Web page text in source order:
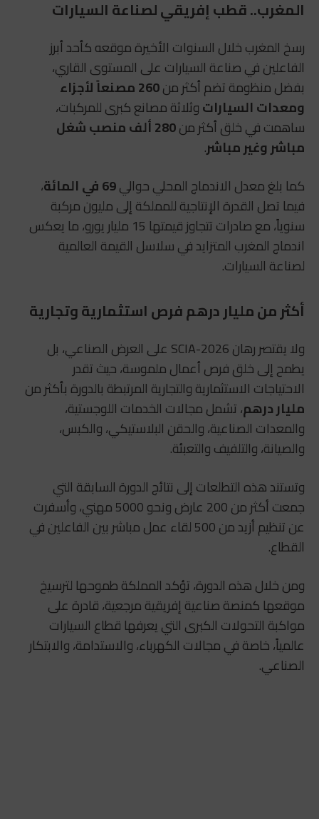
المغرب.. قطب إفريقي لصناعة السيارات
رسخ المغرب خلال السنوات الأخيرة موقعه كأحد أبرز
الفاعلين في صناعة السيارات على المستوى القاري،
بفضل منظومة تضم أكثر من
260 مصنعاً لأجزاء
ومعدات السياراتوثلاثة مصانع كبرى للمركبات،
ساهمت في خلق أكثر من
280 ألف منصب شغل
مباشر وغير مباشر.
كما بلغ معدل الاندماج المحلي حوالي69 في المائة
،
فيما تصل القدرة الإنتاجية للمملكة إلى مليون مركبة
سنوياً، مع صادرات تتجاوز قيمتها 15 مليار يورو، ما يعكس
اندماج المغرب المتزايد في سلاسل القيمة العالمية
لصناعة السيارات.
أكثر من مليار درهم فرص استثمارية وتجارية
ولا يقتصر رهان SCIA-2026 على العرض الصناعي، بل
يطمح إلى خلق فرص أعمال ملموسة، حيث تقدر
الاحتياجات الاستثمارية والتجارية المرتبطة بالدورة بأكثر من
مليار درهم، تشمل مجالات الخدمات اللوجستية،
والمعدات الصناعية، والحقن البلاستيكي، والكبس،
والصيانة، والتلفيف والتعبئة.
وتستند هذه التطلعات إلى نتائج الدورة السابقة التي
جمعت أكثر من 200 عارض ونحو 5000 مهني، وأسفرت
عن تنظيم أزيد من 500 لقاء عمل مباشر بين الفاعلين في
القطاع.
ومن خلال هذه الدورة، تؤكد المملكة طموحها لترسيخ
موقعها كمنصة صناعية إفريقية مرجعية، قادرة على
مواكبة التحولات الكبرى التي يعرفها قطاع السيارات
عالمياً، خاصة في مجالات الكهرباء، والاستدامة، والابتكار
الصناعي.